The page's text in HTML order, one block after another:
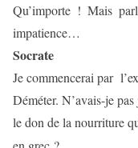
Qu’importe ! Mais
impatience…
Socrate
Je commencerai par
Déméter. N’avais-je
le don de la nourriture